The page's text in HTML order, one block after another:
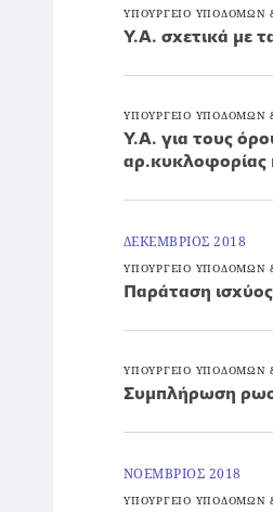
ΥΠΟΥΡΓΕΙΟ
Υ.Α. σχετικά με
ΥΠΟΥΡΓΕΙΟ
Υ.Α. για τους
αρ.κυκλοφορίας
ΔΕΚΕΜΒΡΙΟΣ 2018
ΥΠΟΥΡΓΕΙΟ
Παράταση
ΥΠΟΥΡΓΕΙΟ
Συμπλήρωση
ΝΟΕΜΒΡΙΟΣ 2018
ΥΠΟΥΡΓΕΙΟ